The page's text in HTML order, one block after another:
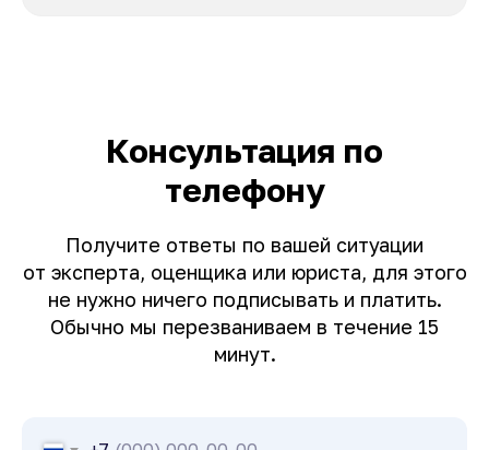
Консультация по
телефону
Получите ответы по вашей ситуации
от эксперта, оценщика или юриста, для этого
не нужно ничего подписывать и платить.
Обычно мы перезваниваем в течение 15
минут.